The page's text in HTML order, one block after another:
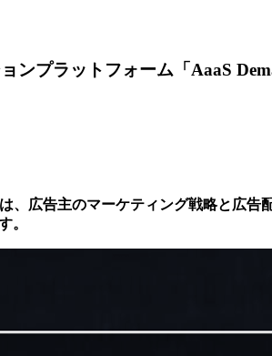
ンプラットフォーム「AaaS
広告主のマーケティング戦略と広
。